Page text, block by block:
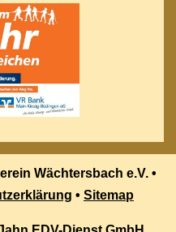
Wächtersbach e.V. •
• Sitemap